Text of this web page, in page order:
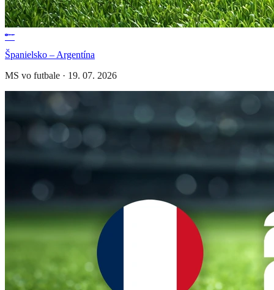
Španielsko – Argentína
MS vo futbale · 19. 07. 2026